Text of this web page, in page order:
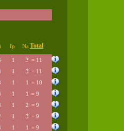
Ip Na Total
1 3 = 11
1 3 = 11
1 1 = 10
1 1 = 9
1 2 = 9
1 3 = 9
1 1 = 9